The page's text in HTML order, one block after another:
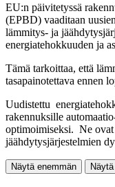
EU:n päivitetyssä
(EPBD) vaaditaan
lämmitys- ja
energiatehokkuuden ja
Tämä tarkoittaa, että
tasapainotettava ennen
Uudistettu
rakennuksille
optimoimiseksi. Ne ovat
jäähdytysjärjestelmien
Näytä enemmän